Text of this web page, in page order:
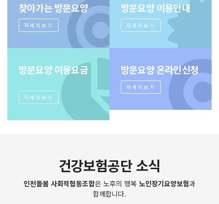
찾아가는 방문요양
자세히보기
방문요양 이용안내
자세히보기
방문요양 이용요금
자세히보기
방문요양 온라인신청
자세히보기
건강보험공단 소식
인천돌봄 사회적협동조합은 노후의 행복 노인장기요양보험과
함께합니다.